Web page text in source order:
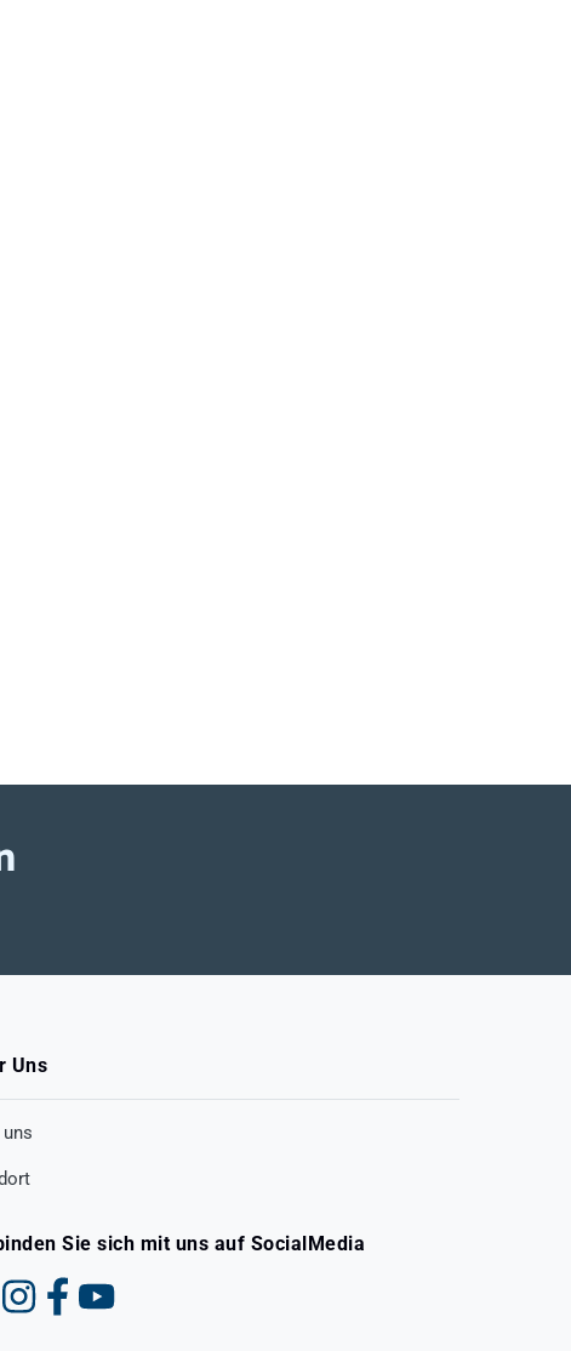
Uns
uns
Sie sich mit uns auf SocialMedia